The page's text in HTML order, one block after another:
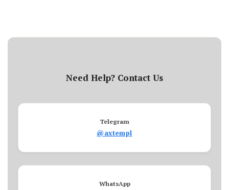
Need Help? Contact Us
Telegram
@axtempl
WhatsApp